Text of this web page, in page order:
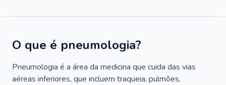
O que é pneumologia?
Pneumologia é a área da medicina que cuida das vias
aéreas inferiores, que incluem traqueia, pulmões,